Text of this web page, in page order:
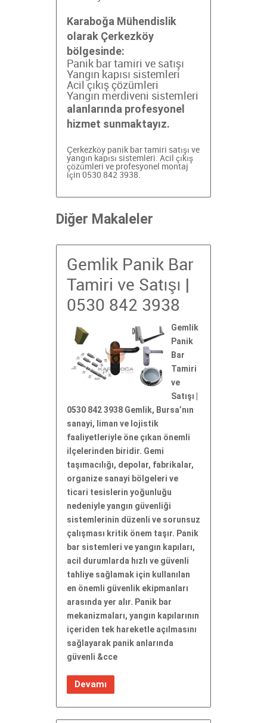
Karaboğa Mühendislik
olarak Çerkezköy
bölgesinde:
Panik bar tamiri ve satışı
Yangın kapısı sistemleri
Acil çıkış çözümleri
Yangın merdiveni sistemleri
alanlarında profesyonel
hizmet sunmaktayız.
Çerkezköy panik bar tamiri satışı ve
yangın kapısı sistemleri. Acil çıkış
çözümleri ve profesyonel montaj
için 0530 842 3938.
Diğer Makaleler
Gemlik Panik Bar
Tamiri ve Satışı |
0530 842 3938
Gemlik
Panik
Bar
Tamiri
ve
Satışı |
0530 842 3938 Gemlik, Bursa’nın
sanayi, liman ve lojistik
faaliyetleriyle öne çıkan önemli
ilçelerinden biridir. Gemi
taşımacılığı, depolar, fabrikalar,
organize sanayi bölgeleri ve
ticari tesislerin yoğunluğu
nedeniyle yangın güvenliği
sistemlerinin düzenli ve sorunsuz
çalışması kritik önem taşır. Panik
bar sistemleri ve yangın kapıları,
acil durumlarda hızlı ve güvenli
tahliye sağlamak için kullanılan
en önemli güvenlik ekipmanları
arasında yer alır. Panik bar
mekanizmaları, yangın kapılarının
içeriden tek hareketle açılmasını
sağlayarak panik anlarında
güvenli &cce
Devamı